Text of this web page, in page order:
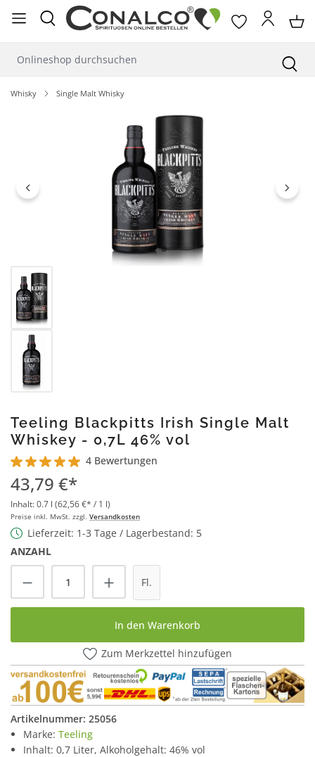
springen
Whisky Single Malt Whisky
Teeling Blackpitts Irish Single Malt
Whiskey - 0,7L 46% vol
Durchschnittliche Bewertung von 5 von 5 Sternen
4 Bewertungen
43,79 €*
Inhalt:0.7 l (62,56 €* / 1 l)
Preise inkl. MwSt. zzgl. Versandkosten
Lieferzeit: 1-3 Tage / Lagerbestand: 5
ANZAHL
Produkt Anzahl: Gib den gewünschten
Fl.
In den Warenkorb
Zum Merkzettel hinzufügen
Artikelnummer: 25056
Marke: Teeling
Inhalt: 0,7 Liter, Alkoholgehalt: 46% vol